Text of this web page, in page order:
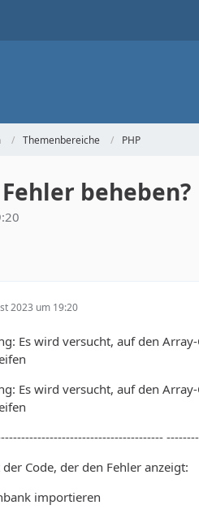
Themenbereiche PHP
beheben?
2023 um 19:20
Es wird versucht, auf den
Es wird versucht, auf den
Code, der den Fehler anzeigt:
importieren